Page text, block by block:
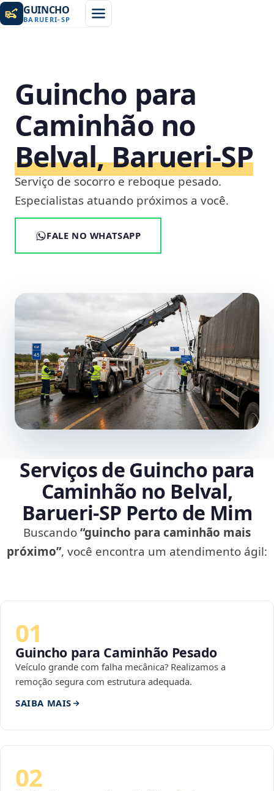
GUINCHO
BARUERI-SP
Guincho para
Caminhão no
Belval, Barueri‑SP
Serviço de socorro e reboque pesado.
Especialistas atuando próximos a você.
FALE NO WHATSAPP
Serviços de Guincho para
Caminhão no Belval,
Barueri‑SP Perto de Mim
Buscando“guincho para caminhão mais
próximo”, você encontra um atendimento ágil:
01
Guincho para Caminhão Pesado
Veículo grande com falha mecânica? Realizamos a
remoção segura com estrutura adequada.
SAIBA MAIS
02